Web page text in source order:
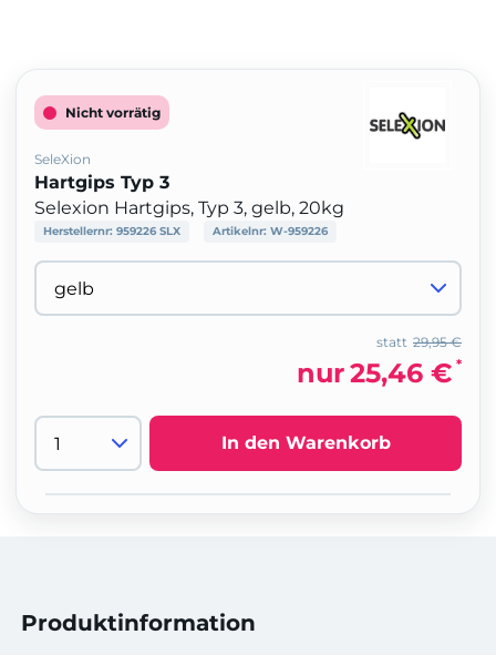
Nicht vorrätig
SeleXion
Hartgips Typ 3
Selexion Hartgips, Typ 3, gelb, 20kg
Herstellernr: 959226 SLX Artikelnr: W-959226
29,95 €
statt
nur25,46 € *
In den Warenkorb
Produktinformation